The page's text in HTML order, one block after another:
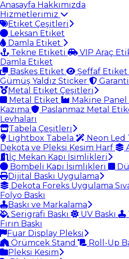
Anasayfa Hakkımızda
Hizmetlerimiz
Etiket Çeşitleri
Leksan Etiket
Damla Etiket
Tekne Etiketi
VIP Araç
Damla Etiket
Baskes Etiket
Şeffaf Etiket
Gümüş Yaldız Sticker
Metal Etiket Çeşitleri
Metal Etiket
Makine
Kazıma
Paslanmaz Metal
Levhaları
Tabela Çeşitleri
Lightbox Tabela
Neon Led
Dekota ve Pleksi Kesim Harf
İç Mekan Kapı İsimlikleri
Bombeli Kapı İsimlikleri
Dijital Baskı Uygulama
Dekota Foreks Uygulama
Folyo Baskı
Baskı ve Markalama
Serigrafi Baskı
UV Baskı
Fırın Baskı
Fuar Display Pleksi
Örümcek Stand
Roll-Up
Pleksi Kesim